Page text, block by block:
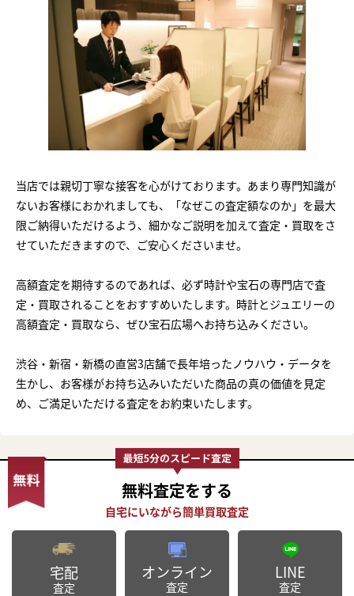
当店では親切丁寧な接客を心がけております。あまり専門知識が
ないお客様におかれましても、「なぜこの査定額なのか」を最大
限ご納得いただけるよう、細かなご説明を加えて査定・買取をさ
せていただきますので、ご安心くださいませ。
高額査定を期待するのであれば、必ず時計や宝石の専門店で査
定・買取されることをおすすめいたします。時計とジュエリーの
高額査定・買取なら、ぜひ宝石広場へお持ち込みください。
渋谷・新宿・新橋の直営3店舗で長年培ったノウハウ・データを
生かし、お客様がお持ち込みいただいた商品の真の価値を見定
め、ご満足いただける査定をお約束いたします。
無料査定をする
宅配
査定
オンライン
査定
LINE
査定